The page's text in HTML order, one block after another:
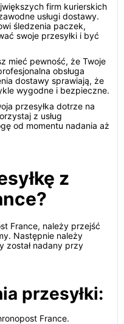
firm kurierskich
usługi dostawy.
śledzenia paczek,
swoje przesyłki i być
mieć pewność, że Twoje
obsługa
dostawy sprawiają, że
wygodne i bezpieczne.
przesyłka dotrze na
z usług
od momentu nadania aż
z
France, należy przejść
Następnie należy
został nadany przy
przesyłki:
France.